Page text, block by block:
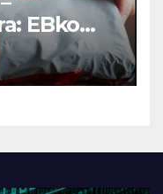
EBko
AAren
behin